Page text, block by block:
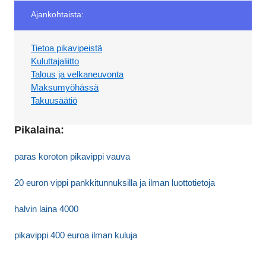
Ajankohtaista:
Tietoa pikavipeistä
Kuluttajaliitto
Talous ja velkaneuvonta
Maksumyöhässä
Takuusäätiö
Pikalaina:
paras koroton pikavippi vauva
20 euron vippi pankkitunnuksilla ja ilman luottotietoja
halvin laina 4000
pikavippi 400 euroa ilman kuluja